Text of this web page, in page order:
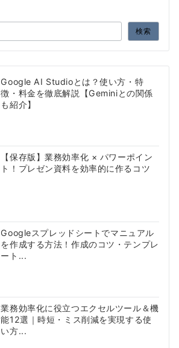
検索
Google AI Studioとは？使い方・特
徴・料金を徹底解説【Geminiとの関係
も紹介】
【保存版】業務効率化 × パワーポイン
ト！プレゼン資料を効率的に作るコツ
Googleスプレッドシートでマニュアル
を作成する方法！作成のコツ・テンプレ
ート...
業務効率化に役立つエクセルツール＆機
能12選｜時短・ミス削減を実現する使
い方...